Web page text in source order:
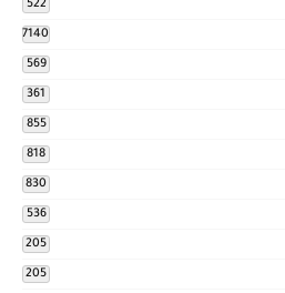
522
7140
569
361
855
818
830
536
205
205